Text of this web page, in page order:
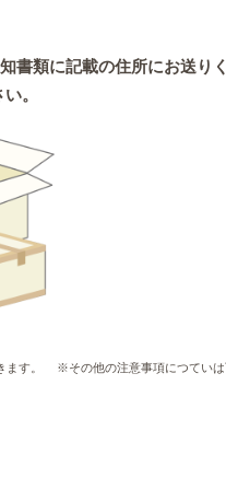
書類に記載の住所にお送りく
。
す。 ※その他の注意事項につていは